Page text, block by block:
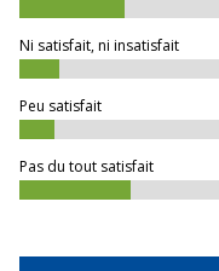
Ni satisfait, ni insatisfait
Peu satisfait
Pas du tout satisfait